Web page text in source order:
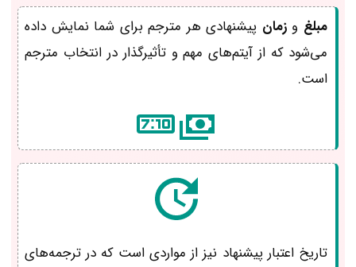
مبلغ وزمان پیشنهادی هر مترجم برای شما نمایش داده
می‌شود که از آیتم‌های مهم و تأثیرگذار در انتخاب مترجم
است.
تاریخ اعتبار پیشنهاد نیز از مواردی است که در ترجمه‌های